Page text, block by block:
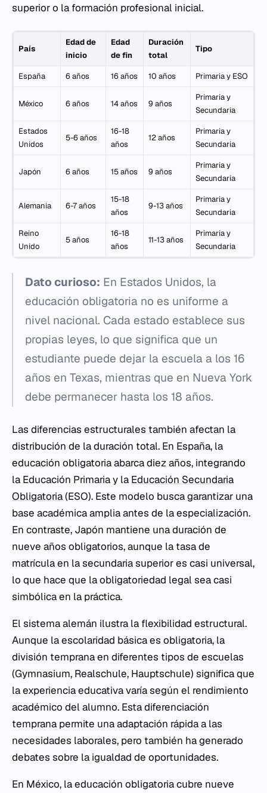
superior o la formación profesional inicial.
País
Edad de
inicio
Edad
de fin
Duración
total
Tipo
España 6 años 16 años 10 años Primaria y ESO
México 6 años 14 años 9 años
Primaria y
Secundaria
Estados
Unidos
5-6 años
16-18
años
12 años
Primaria y
Secundaria
Japón 6 años 15 años 9 años
Primaria y
Secundaria
Alemania 6-7 años
15-18
años
9-13 años
Primaria y
Secundaria
Reino
Unido
5 años
16-18
años
11-13 años
Primaria y
Secundaria
Dato curioso: En Estados Unidos, la
educación obligatoria no es uniforme a
nivel nacional. Cada estado establece sus
propias leyes, lo que significa que un
estudiante puede dejar la escuela a los 16
años en Texas, mientras que en Nueva York
debe permanecer hasta los 18 años.
Las diferencias estructurales también afectan la
distribución de la duración total. En España, la
educación obligatoria abarca diez años, integrando
la Educación Primaria y la Educación Secundaria
Obligatoria(ESO). Este modelo busca garantizar una
base académica amplia antes de la especialización.
En contraste, Japón mantiene una duración de
nueve años obligatorios, aunque la tasa de
matrícula en la secundaria superior es casi universal,
lo que hace que la obligatoriedad legal sea casi
simbólica en la práctica.
El sistema alemán ilustra la flexibilidad estructural.
Aunque la escolaridad básica es obligatoria, la
división temprana en diferentes tipos de escuelas
(Gymnasium, Realschule, Hauptschule) significa que
la experiencia educativa varía según el rendimiento
académico del alumno. Esta diferenciación
temprana permite una adaptación rápida a las
necesidades laborales, pero también ha generado
debates sobre la igualdad de oportunidades.
En México, la educación obligatoria cubre nueve